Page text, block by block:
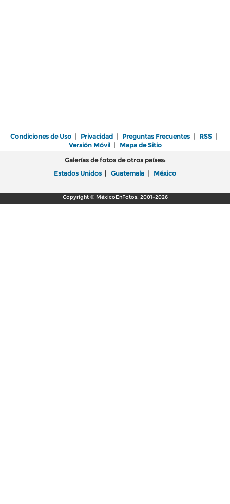
Condiciones de Uso | Privacidad | Preguntas Frecuentes | RSS |
Versión Móvil| Mapa de Sitio
Galerías de fotos de otros países:
Estados Unidos | Guatemala | México
Copyright © MéxicoEnFotos, 2001-2026